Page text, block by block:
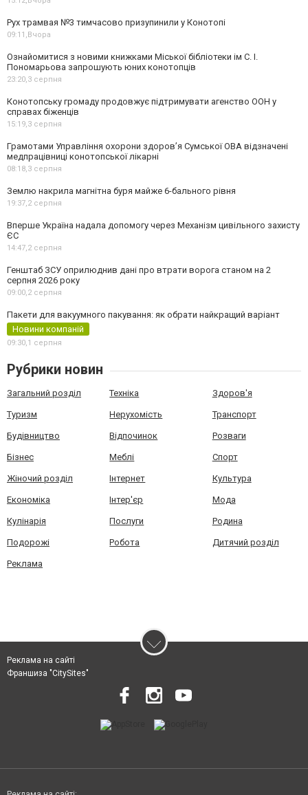
Рух трамвая №3 тимчасово призупинили у Конотопі
09:11, Вчора
Ознайомитися з новими книжками Міської бібліотеки ім С. І.
Пономарьова запрошують юних конотопців
23:20,3 серпня
Конотопську громаду продовжує підтримувати агенство ООН у
справах біженців
15:19,3 серпня
Грамотами Управління охорони здоров’я Сумської ОВА відзначені
медпрацівниці конотопської лікарні
08:18,3 серпня
Землю накрила магнітна буря майже 6-бального рівня
19:37,2 серпня
Вперше Україна надала допомогу через Механізм цивільного захисту
ЄС
14:47,2 серпня
Генштаб ЗСУ оприлюднив дані про втрати ворога станом на 2
серпня 2026 року
09:00,2 серпня
Пакети для вакуумного пакування: як обрати найкращий варіант
Новини компаній
09:30,1 серпня
Рубрики новин
Загальний розділ Техніка Здоров'я
Туризм Нерухомість Транспорт
Будівництво Відпочинок Розваги
Бізнес Меблі Спорт
Жіночий розділ Інтернет Культура
Економіка Інтер'єр Мода
Кулінарія Послуги Родина
Подорожі Робота Дитячий розділ
Реклама
Реклама на сайті
Франшиза "CitySites"